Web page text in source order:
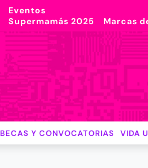
Eventos
Supermamás 2025
Marcas
BECAS Y CONVOCATORIAS VIDA